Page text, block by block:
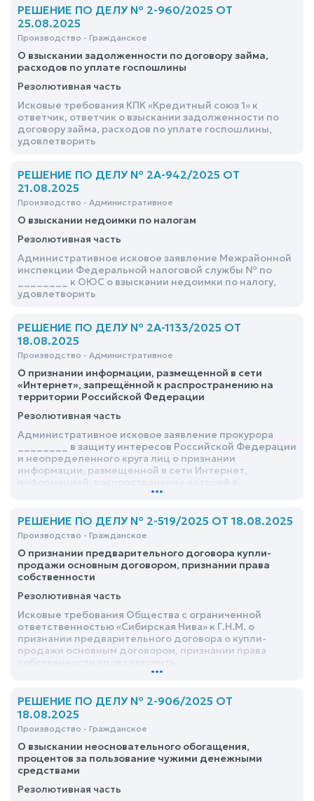
РЕШЕНИЕ ПО ДЕЛУ № 2-960/2025 ОТ
25.08.2025
Производство - Гражданское
О взыскании задолженности по договору займа,
расходов по уплате госпошлины
Резолютивная часть
Исковые требования КПК «Кредитный союз 1» к
ответчик, ответчик о взыскании задолженности по
договору займа, расходов по уплате госпошлины,
удовлетворить
РЕШЕНИЕ ПО ДЕЛУ № 2А-942/2025 ОТ
21.08.2025
Производство - Административное
О взыскании недоимки по налогам
Резолютивная часть
Административное исковое заявление Межрайонной
инспекции Федеральной налоговой службы № по
________ к ОЮС о взыскании недоимки по налогу,
удовлетворить
РЕШЕНИЕ ПО ДЕЛУ № 2А-1133/2025 ОТ
18.08.2025
Производство - Административное
О признании информации, размещенной в сети
«Интернет», запрещённой к распространению на
территории Российской Федерации
Резолютивная часть
Административное исковое заявление прокурора
________ в защиту интересов Российской Федерации
и неопределенного круга лиц о признании
информации, размещенной в сети Интернет,
Российской Федерации запрещено, удовлетворить
...
РЕШЕНИЕ ПО ДЕЛУ № 2-519/2025 ОТ 18.08.2025
Производство - Гражданское
О признании предварительного договора купли-
продажи основным договором, признании права
собственности
Резолютивная часть
Исковые требования Общества с ограниченной
ответственностью «Сибирская Нива» к Г.Н.М. о
признании предварительного договора о купли-
продажи основным договором, признании права
...
РЕШЕНИЕ ПО ДЕЛУ № 2-906/2025 ОТ
18.08.2025
Производство - Гражданское
О взыскании неосновательного обогащения,
процентов за пользование чужими денежными
средствами
Резолютивная часть